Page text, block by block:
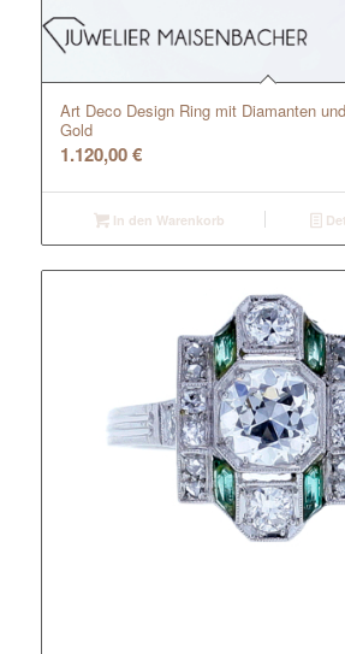
Art Deco Design Ring mit Diamanten
Gold
1.120,00€
In den Warenkorb